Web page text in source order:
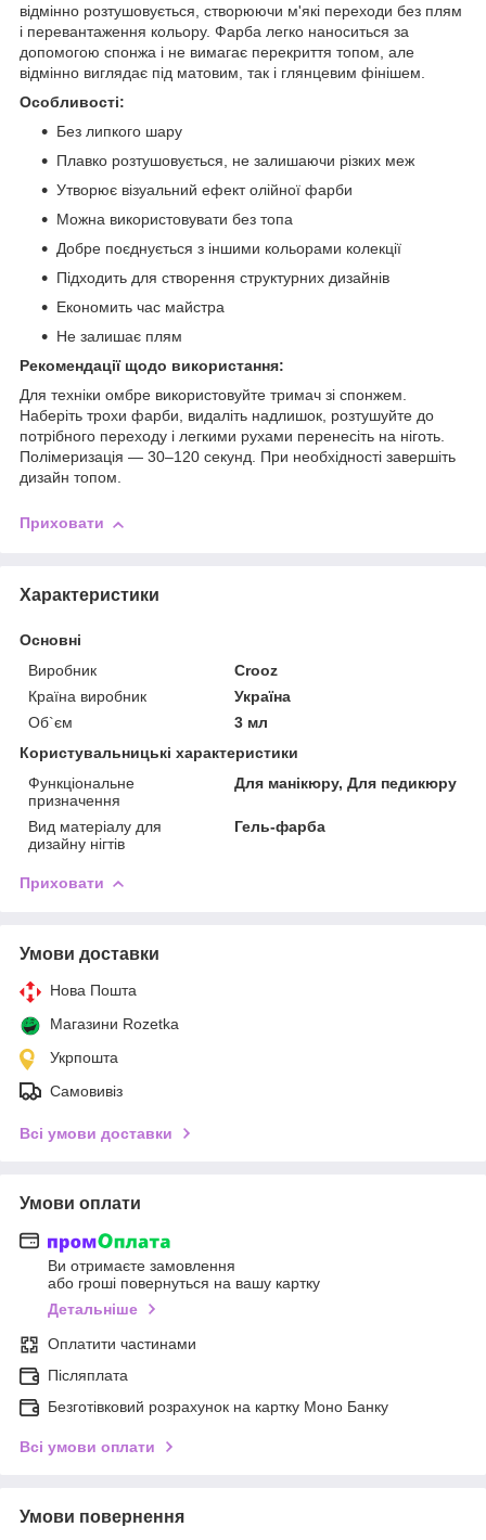
відмінно розтушовується, створюючи м'які переходи без плям
і перевантаження кольору. Фарба легко наноситься за
допомогою спонжа і не вимагає перекриття топом, але
відмінно виглядає під матовим, так і глянцевим фінішем.
Особливості:
Без липкого шару
Плавко розтушовується, не залишаючи різких меж
Утворює візуальний ефект олійної фарби
Можна використовувати без топа
Добре поєднується з іншими кольорами колекції
Підходить для створення структурних дизайнів
Економить час майстра
Не залишає плям
Рекомендації щодо використання:
Для техніки омбре використовуйте тримач зі спонжем.
Наберіть трохи фарби, видаліть надлишок, розтушуйте до
потрібного переходу і легкими рухами перенесіть на ніготь.
Полімеризація — 30–120 секунд. При необхідності завершіть
дизайн топом.
Приховати
Характеристики
Основні
Виробник
Crooz
Країна виробник
Україна
Об`єм
3 мл
Користувальницькі характеристики
Функціональне
призначення
Для манікюру, Для педикюру
Вид матеріалу для
дизайну нігтів
Гель-фарба
Приховати
Умови доставки
Нова Пошта
Магазини Rozetka
Укрпошта
Самовивіз
Всі умови доставки
Умови оплати
Ви отримаєте замовлення
або гроші повернуться на вашу картку
Детальніше
Оплатити частинами
Післяплата
Безготівковий розрахунок на картку Моно Банку
Всі умови оплати
Умови повернення